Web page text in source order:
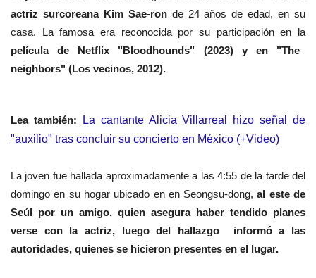
actriz surcoreana Kim Sae-ron de 24 años de edad, en su
casa. La famosa era reconocida por su participación en la
película de Netflix "Bloodhounds" (2023) y en "The
neighbors" (Los vecinos, 2012).
Lea también:
La cantante Alicia Villarreal hizo señal de
"auxilio" tras concluir su concierto en México (+Video)
La joven fue hallada aproximadamente a las 4:55 de la tarde del
domingo en su hogar ubicado en en Seongsu-dong,al este de
Seúl por un amigo, quien asegura haber tendido planes
verse con la actriz, luego del hallazgo informó a las
autoridades, quienes se hicieron presentes en el lugar.